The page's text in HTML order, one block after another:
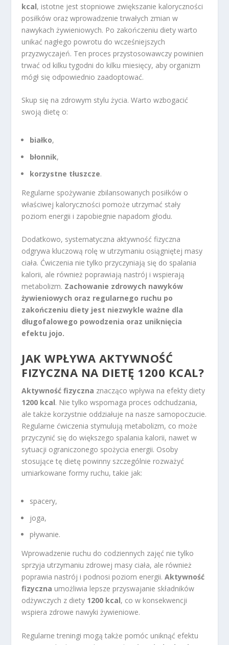
kcal, istotne jest stopniowe zwiększanie kaloryczności
posiłków oraz wprowadzenie trwałych zmian w
nawykach żywieniowych. Po zakończeniu diety warto
unikać nagłego powrotu do wcześniejszych
przyzwyczajeń. Ten proces przystosowawczy powinien
trwać od kilku tygodni do kilku miesięcy, aby organizm
mógł się odpowiednio zaadoptować.
Skup się na zdrowym stylu życia. Warto wzbogacić
swoją dietę o:
białko,
błonnik,
korzystne tłuszcze.
Regularne spożywanie zbilansowanych posiłków o
właściwej kaloryczności pomoże utrzymać stały
poziom energii i zapobiegnie napadom głodu.
Dodatkowo, systematyczna aktywność fizyczna
odgrywa kluczową rolę w utrzymaniu osiągniętej masy
ciała. Ćwiczenia nie tylko przyczyniają się do spalania
kalorii, ale również poprawiają nastrój i wspierają
metabolizm. Zachowanie zdrowych nawyków
żywieniowych oraz regularnego ruchu po
zakończeniu diety jest niezwykle ważne dla
długofalowego powodzenia oraz uniknięcia
efektu jojo.
JAK WPŁYWA AKTYWNOŚĆ
FIZYCZNA NA DIETĘ 1200 KCAL?
Aktywność fizyczna znacząco wpływa na efekty diety
1200 kcal. Nie tylko wspomaga proces odchudzania,
ale także korzystnie oddziałuje na nasze samopoczucie.
Regularne ćwiczenia stymulują metabolizm, co może
przyczynić się do większego spalania kalorii, nawet w
sytuacji ograniczonego spożycia energii. Osoby
stosujące tę dietę powinny szczególnie rozważyć
umiarkowane formy ruchu, takie jak:
spacery,
joga,
pływanie.
Wprowadzenie ruchu do codziennych zajęć nie tylko
sprzyja utrzymaniu zdrowej masy ciała, ale również
poprawia nastrój i podnosi poziom energii.Aktywność
fizyczna umożliwia lepsze przyswajanie składników
odżywczych z diety 1200 kcal, co w konsekwencji
wspiera zdrowe nawyki żywieniowe.
Regularne treningi mogą także pomóc uniknąć efektu